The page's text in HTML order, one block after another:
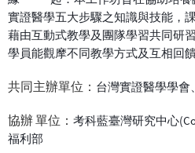
實證醫學五大步驟之知識與技能，
藉由互動式教學及團隊學習共同研
學員能觀摩不同教學方式及互相回饋
共同主辦單位： 台灣實證醫學學會
協辦 單位： 考科藍臺灣研究中心
福利部